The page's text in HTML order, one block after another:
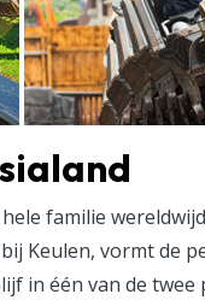
familie
Keulen, vormt de
in één van de